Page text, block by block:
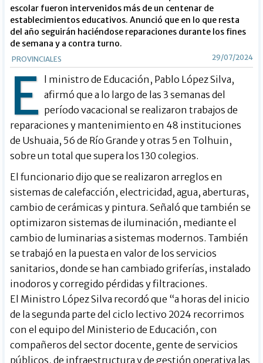
escolar fueron intervenidos más de un centenar de
establecimientos educativos. Anunció que en lo que resta
del año seguirán haciéndose reparaciones durante los fines
de semana y a contra turno.
PROVINCIALES 29/07/2024
E
l ministro de Educación, Pablo López Silva,
afirmó que a lo largo de las 3 semanas del
período vacacional se realizaron trabajos de
reparaciones y mantenimiento en 48 instituciones
de Ushuaia, 56 de Río Grande y otras 5 en Tolhuin,
sobre un total que supera los 130 colegios.
El funcionario dijo que se realizaron arreglos en
sistemas de calefacción, electricidad, agua, aberturas,
cambio de cerámicas y pintura. Señaló que también se
optimizaron sistemas de iluminación, mediante el
cambio de luminarias a sistemas modernos. También
se trabajó en la puesta en valor de los servicios
sanitarios, donde se han cambiado griferías, instalado
inodoros y corregido pérdidas y filtraciones.
El Ministro López Silva recordó que “a horas del inicio
de la segunda parte del ciclo lectivo 2024 recorrimos
con el equipo del Ministerio de Educación, con
compañeros del sector docente, gente de servicios
públicos, de infraestructura y de gestión operativa las